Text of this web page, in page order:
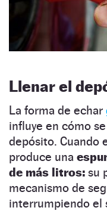
Llenar el
La forma de echar
influye en cómo
depósito. Cuando
produce una
de más litros: su
mecanismo de
interrumpiendo el